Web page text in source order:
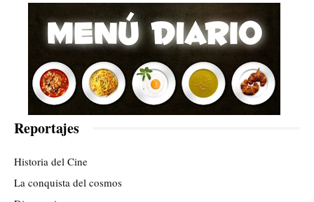
Reportajes
Historia del Cine
La conquista del cosmos